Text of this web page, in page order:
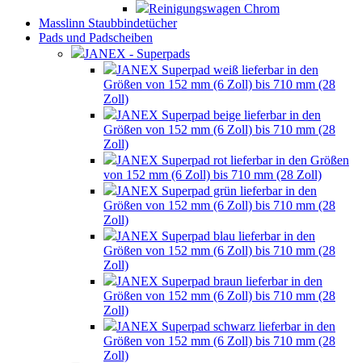
Reinigungswagen Chrom
Masslinn Staubbindetücher
Pads und Padscheiben
JANEX - Superpads
JANEX Superpad weiß lieferbar in den
Größen von 152 mm (6 Zoll) bis 710 mm (28
Zoll)
JANEX Superpad beige lieferbar in den
Größen von 152 mm (6 Zoll) bis 710 mm (28
Zoll)
JANEX Superpad rot lieferbar in den Größen
von 152 mm (6 Zoll) bis 710 mm (28 Zoll)
JANEX Superpad grün lieferbar in den
Größen von 152 mm (6 Zoll) bis 710 mm (28
Zoll)
JANEX Superpad blau lieferbar in den
Größen von 152 mm (6 Zoll) bis 710 mm (28
Zoll)
JANEX Superpad braun lieferbar in den
Größen von 152 mm (6 Zoll) bis 710 mm (28
Zoll)
JANEX Superpad schwarz lieferbar in den
Größen von 152 mm (6 Zoll) bis 710 mm (28
Zoll)